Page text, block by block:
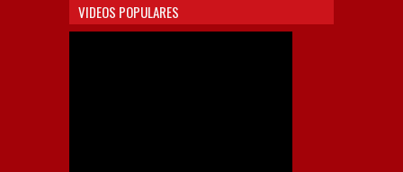
VIDEOS POPULARES